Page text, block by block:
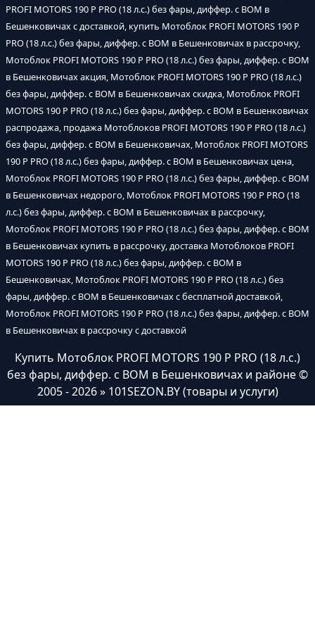
PROFI MOTORS 190 P PRO (18 л.с.) без фары, диффер. с ВОМ в
Бешенковичах с доставкой, купить Мотоблок PROFI MOTORS 190 P
PRO (18 л.с.) без фары, диффер. с ВОМ в Бешенковичах в рассрочку,
Мотоблок PROFI MOTORS 190 P PRO (18 л.с.) без фары, диффер. с ВОМ
в Бешенковичах акция, Мотоблок PROFI MOTORS 190 P PRO (18 л.с.)
без фары, диффер. с ВОМ в Бешенковичах скидка, Мотоблок PROFI
MOTORS 190 P PRO (18 л.с.) без фары, диффер. с ВОМ в Бешенковичах
распродажа, продажа Мотоблоков PROFI MOTORS 190 P PRO (18 л.с.)
без фары, диффер. с ВОМ в Бешенковичах, Мотоблок PROFI MOTORS
190 P PRO (18 л.с.) без фары, диффер. с ВОМ в Бешенковичах цена,
Мотоблок PROFI MOTORS 190 P PRO (18 л.с.) без фары, диффер. с ВОМ
в Бешенковичах недорого, Мотоблок PROFI MOTORS 190 P PRO (18
л.с.) без фары, диффер. с ВОМ в Бешенковичах в рассрочку,
Мотоблок PROFI MOTORS 190 P PRO (18 л.с.) без фары, диффер. с ВОМ
в Бешенковичах купить в рассрочку, доставка Мотоблоков PROFI
MOTORS 190 P PRO (18 л.с.) без фары, диффер. с ВОМ в
Бешенковичах, Мотоблок PROFI MOTORS 190 P PRO (18 л.с.) без
фары, диффер. с ВОМ в Бешенковичах с бесплатной доставкой,
Мотоблок PROFI MOTORS 190 P PRO (18 л.с.) без фары, диффер. с ВОМ
в Бешенковичах в рассрочку с доставкой
Купить Мотоблок PROFI MOTORS 190 P PRO (18 л.с.)
без фары, диффер. с ВОМ в Бешенковичах и районе©
2005 - 2026 » 101SEZON.BY (товары и услуги)